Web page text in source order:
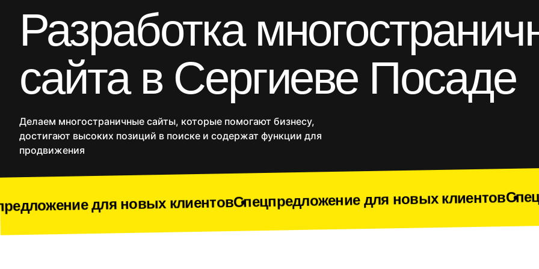
Порталы
Разработка на Laravel
React/Next.js
Vue.js
Yii
CRM
Продакшн
Дополнительные услуги
Интернет-магазины SEO продвижение
Разработка
сайта в Сергиеве Посаде
Делаем многостраничные сайты, которые помогают бизнесу,
достигают высоких позиций в поиске и содержат функции для
продвижения
новых клиентовСпецпредложение для новых клиентов